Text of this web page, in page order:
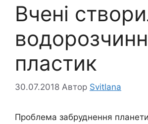
Вчені
пластик
30.07.2018 Автор Svitlana
Проблема забруднення планети